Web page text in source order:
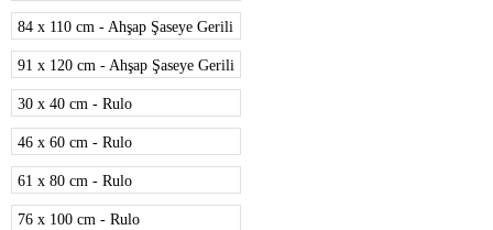
84 x 110 cm - Ahşap Şaseye Gerili
91 x 120 cm - Ahşap Şaseye Gerili
30 x 40 cm - Rulo
46 x 60 cm - Rulo
61 x 80 cm - Rulo
76 x 100 cm - Rulo